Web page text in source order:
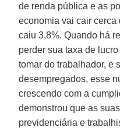
de renda pública e as
economia vai cair cerca
caiu 3,8%. Quando há
perder sua taxa de
tomar do trabalhador, e
desempregados, esse
crescendo com a
demonstrou que as
previdenciária e